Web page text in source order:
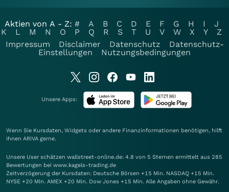
Aktien von A - Z: # A B C D E F G H I
J
K
L M N O P Q R S T U V W X Y
Z
Impressum
Disclaimer Datenschutz
Datenschutz-
Einstellungen
Nutzungsbedingungen
Unsere Apps:
Wenn Sie Kursdaten, Widgets oder andere Finanzinformationen benötigen, hilft
Ihnen ARIVA gerne.
Unsere User schätzen wallstreet-online.de: 4.8 von 5 Sternen ermittelt aus 285
Bewertungen bei www.kagels-trading.de
Zeitverzögerung der Kursdaten: Deutsche Börsen +15 Min. NASDAQ +15 Min.
NYSE +20 Min. AMEX +20 Min. Dow Jones +15 Min. Alle Angaben ohne Gewähr.